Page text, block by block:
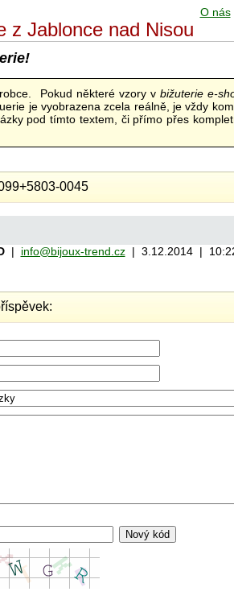
O nás
z Jablonce nad Nisou
Pokud některé vzory v bižuterie e-
je vyobrazena zcela reálně, je vždy
pod tímto textem, či přímo přes
0045
| info@bijoux-trend.cz| 3.12.2014 |